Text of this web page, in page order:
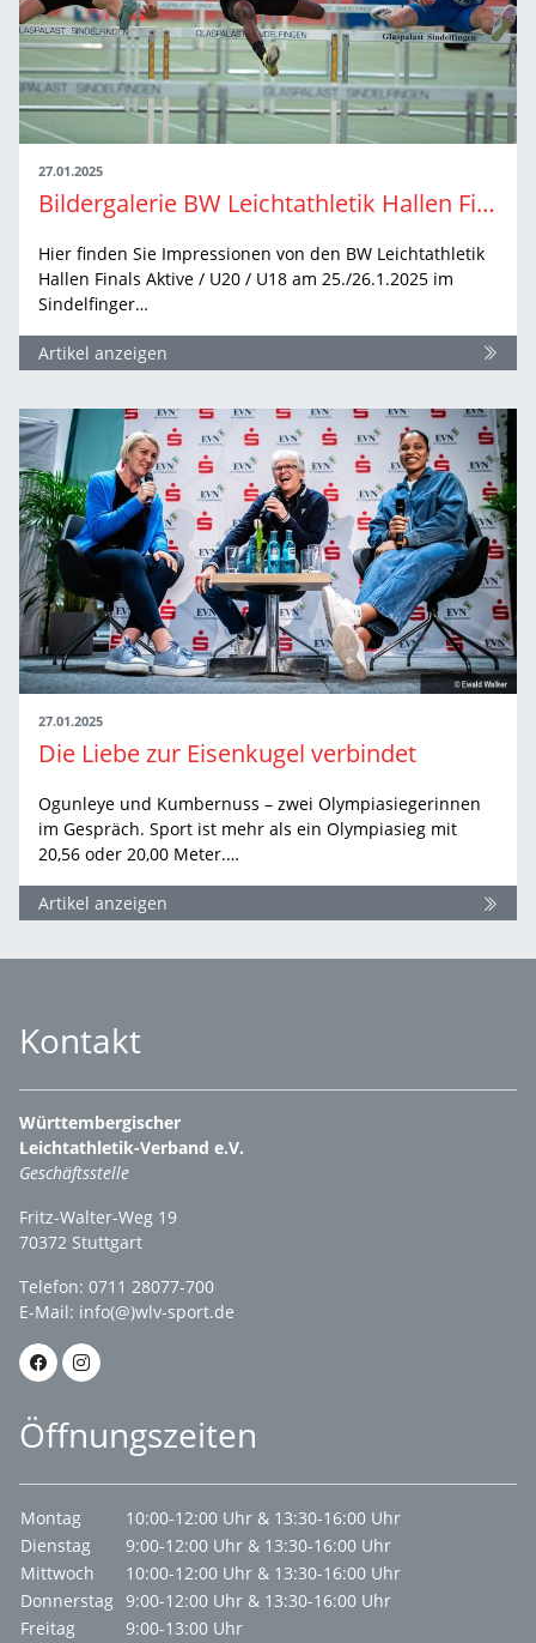
27.01.2025
Bildergalerie BW Leichtathletik Hallen Finals 2025
Hier finden Sie Impressionen von den BW Leichtathletik
Hallen Finals Aktive / U20 / U18 am 25./26.1.2025 im
Sindelfinger…
Artikel anzeigen
27.01.2025
Die Liebe zur Eisenkugel verbindet
Ogunleye und Kumbernuss – zwei Olympiasiegerinnen
im Gespräch. Sport ist mehr als ein Olympiasieg mit
20,56 oder 20,00 Meter.…
Artikel anzeigen
Kontakt
Württembergischer
Leichtathletik-Verband e.V.
Geschäftsstelle
Fritz-Walter-Weg 19
70372 Stuttgart
Telefon: 0711 28077-700
E-Mail: info(@)wlv-sport.de
Öffnungszeiten
Montag
10:00-12:00 Uhr & 13:30-16:00 Uhr
Dienstag
9:00-12:00 Uhr & 13:30-16:00 Uhr
Mittwoch
10:00-12:00 Uhr & 13:30-16:00 Uhr
Donnerstag 9:00-12:00 Uhr & 13:30-16:00 Uhr
Freitag
9:00-13:00 Uhr